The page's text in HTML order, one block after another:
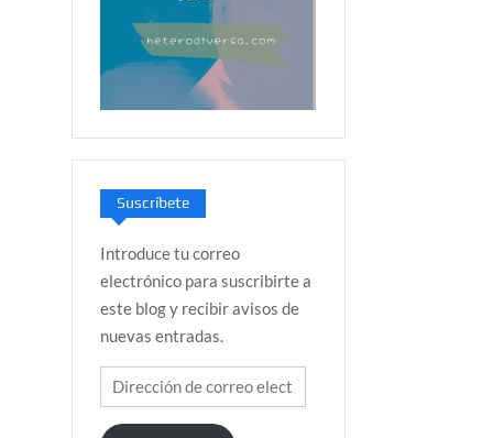
Suscríbete
Introduce tu correo
electrónico para suscribirte a
este blog y recibir avisos de
nuevas entradas.
Dirección
de
correo